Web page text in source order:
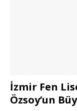
İzmir Fen
Özsoy’un